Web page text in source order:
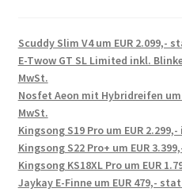
Scuddy Slim V4 um EUR 2.099,-
E-Twow GT SL Limited inkl.
MwSt.
Nosfet Aeon mit Hybridreifen
MwSt.
Kingsong S19 Pro um EUR
Kingsong S22 Pro+ um EUR
Kingsong KS18XL Pro um EUR
Jaykay E-Finne um EUR 479,-